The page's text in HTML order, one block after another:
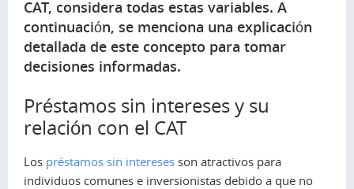
CAT, considera todas estas variables. A
continuación, se menciona una explicación
detallada de este concepto para tomar
decisiones informadas.
Préstamos sin intereses y su
relación con el CAT
Los préstamos sin intereses son atractivos para
individuos comunes e inversionistas debido a que no